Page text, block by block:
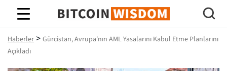
Bitcoin Bilgeliği
Haberler > Gürcistan, Avrupa'nın AML Yasalarını Kabul Etme Planlarını
Açıkladı